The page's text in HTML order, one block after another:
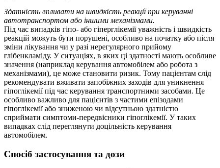
Здатність впливати на швидкість реакції при керуванні
автотранспортом або іншими механізмами.
Під час випадків гіпо- або гіперглікемії уважність і швидкість
реакцій можуть бути порушені, особливо на початку або після
зміни лікування чи у разі нерегулярного прийому
глібенкламіду. У ситуаціях, в яких ці здатності мають особливе
значення (наприклад керування автомобілем або робота з
механізмами), це може становити ризик. Тому пацієнтам слід
рекомендувати вживати запобіжних заходів для уникнення
гіпоглікемії під час керування транспортними засобами. Це
особливо важливо для пацієнтів з частими епізодами
гіпоглікемії або зниженою чи відсутньою здатністю
сприймати симптоми-передвісники гіпоглікемії. У таких
випадках слід переглянути доцільність керування
автомобілем.
Спосіб застосування та дози